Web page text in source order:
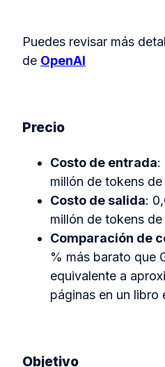
Puedes revisar más
de OpenAI
Precio
Costo de entrada:
millón de tokens de
Costo de salida:
millón de tokens de
Comparación de
% más barato que
equivalente a
páginas en un libro
Objetivo